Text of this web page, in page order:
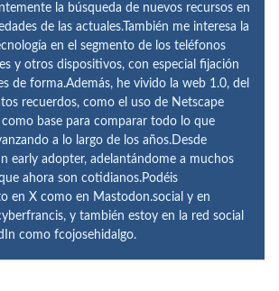
la búsqueda de nuevos recursos en
de las actuales.También me interesa la
en el segmento de los teléfonos
y otros dispositivos, con especial fijación
de forma.Además, he vivido la web 1.0, del
recuerdos, como el uso de Netscape
como base para comparar todo lo que
a lo largo de los años.Desde
early adopter, adelantándome a muchos
ahora son cotidianos.Podéis
en X como en Mastodon.social y en
y también estoy en la red social
como fcojosehidalgo.